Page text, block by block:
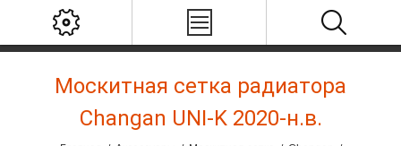
Москитная сетка радиатора
Changan UNI-K 2020-н.в.